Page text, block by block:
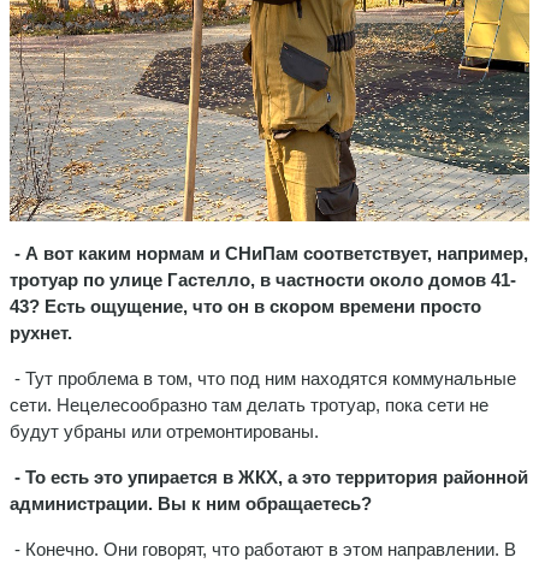
- А вот каким нормам и СНиПам соответствует, например,
тротуар по улице Гастелло, в частности около домов 41-
43? Есть ощущение, что он в скором времени просто
рухнет.
- Тут проблема в том, что под ним находятся коммунальные
сети. Нецелесообразно там делать тротуар, пока сети не
будут убраны или отремонтированы.
- То есть это упирается в ЖКХ, а это территория районной
администрации. Вы к ним обращаетесь?
- Конечно. Они говорят, что работают в этом направлении. В